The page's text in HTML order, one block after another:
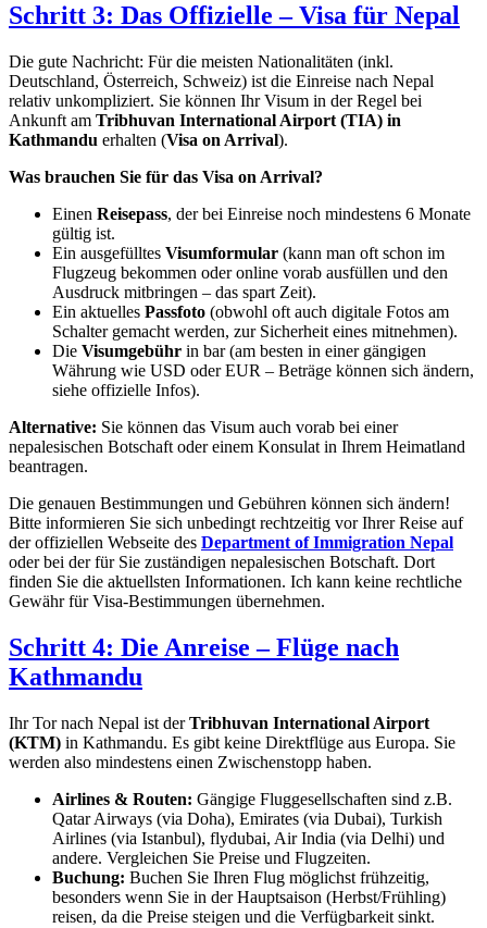
Schritt 3: Das Offizielle – Visa für Nepal
Die gute Nachricht: Für die meisten Nationalitäten (inkl.
Deutschland, Österreich, Schweiz) ist die Einreise nach Nepal
relativ unkompliziert. Sie können Ihr Visum in der Regel bei
Ankunft am Tribhuvan International Airport (TIA) in
Kathmandu erhalten (Visa on Arrival).
Was brauchen Sie für das Visa on Arrival?
Einen Reisepass, der bei Einreise noch mindestens 6 Monate
gültig ist.
Ein ausgefülltes Visumformular (kann man oft schon im
Flugzeug bekommen oder online vorab ausfüllen und den
Ausdruck mitbringen – das spart Zeit).
Ein aktuelles Passfoto (obwohl oft auch digitale Fotos am
Schalter gemacht werden, zur Sicherheit eines mitnehmen).
Die Visumgebühr in bar (am besten in einer gängigen
Währung wie USD oder EUR – Beträge können sich ändern,
siehe offizielle Infos).
Alternative: Sie können das Visum auch vorab bei einer
nepalesischen Botschaft oder einem Konsulat in Ihrem Heimatland
beantragen.
Die genauen Bestimmungen und Gebühren können sich ändern!
Bitte informieren Sie sich unbedingt rechtzeitig vor Ihrer Reise auf
der offiziellen Webseite des Department of Immigration Nepal
oder bei der für Sie zuständigen nepalesischen Botschaft. Dort
finden Sie die aktuellsten Informationen. Ich kann keine rechtliche
Gewähr für Visa-Bestimmungen übernehmen.
Schritt 4: Die Anreise – Flüge nach
Kathmandu
Ihr Tor nach Nepal ist derTribhuvan International Airport
(KTM) in Kathmandu. Es gibt keine Direktflüge aus Europa. Sie
werden also mindestens einen Zwischenstopp haben.
Airlines & Routen: Gängige Fluggesellschaften sind z.B.
Qatar Airways (via Doha), Emirates (via Dubai), Turkish
Airlines (via Istanbul), flydubai, Air India (via Delhi) und
andere. Vergleichen Sie Preise und Flugzeiten.
Buchung: Buchen Sie Ihren Flug möglichst frühzeitig,
besonders wenn Sie in der Hauptsaison (Herbst/Frühling)
reisen, da die Preise steigen und die Verfügbarkeit sinkt.